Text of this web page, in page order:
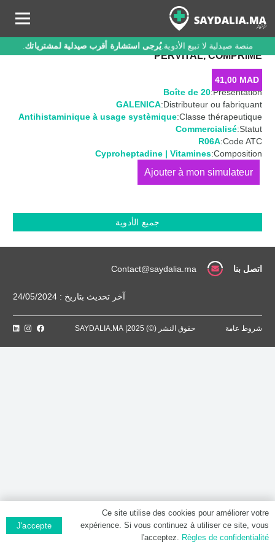
منصة صيدلية لا تبيع الأدوية.يُرجى استشارة أقرب صيدلية لمشترياتك.
PERVITAL, COMPRIMÉ
41,00 MAD
Présentation:
Boîte de 20
Distributeur ou fabriquant:
GALENICA
Classe thérapeutique:
Antihistaminique à usage systèmique
Statut:
Commercialisé
Code ATC:
R06A
Composition:
Cyproheptadine | Vitamines
كمية
جميع الأدوية
اتصل بنا Contact@saydalia.ma
آخر تحديث بتاريخ : 24/05/2024
شروط عامة حقوق النشر (©) 2025| SAYDALIA.MA
Ce site utilise des cookies pour améliorer votre
expérience. Si vous continuez à utiliser ce site, vous
l'acceptez. Règles de confidentialité
J'accepte